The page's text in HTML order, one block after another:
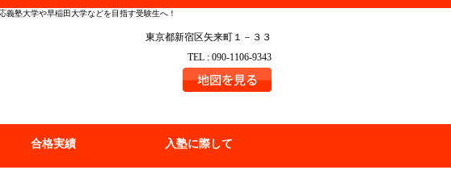
塾大学や早稲田大学などを目指す受験生へ！
東京都新宿区矢来町１－３３
TEL : 090-1106-9343
合格実績 入塾に際して